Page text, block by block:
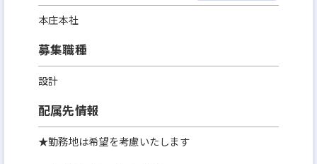
て幹部候補の社員が足りていません。30代で部長ク
の幹部になれるチャンスのある企業はそう多くはな
いはず。
■業務のやりがい：
完全実力主義のため、年齢・社歴・性別等に関わら
本庄本社
募集職種
設計
配属先情報
★勤務地は希望を考慮いたします